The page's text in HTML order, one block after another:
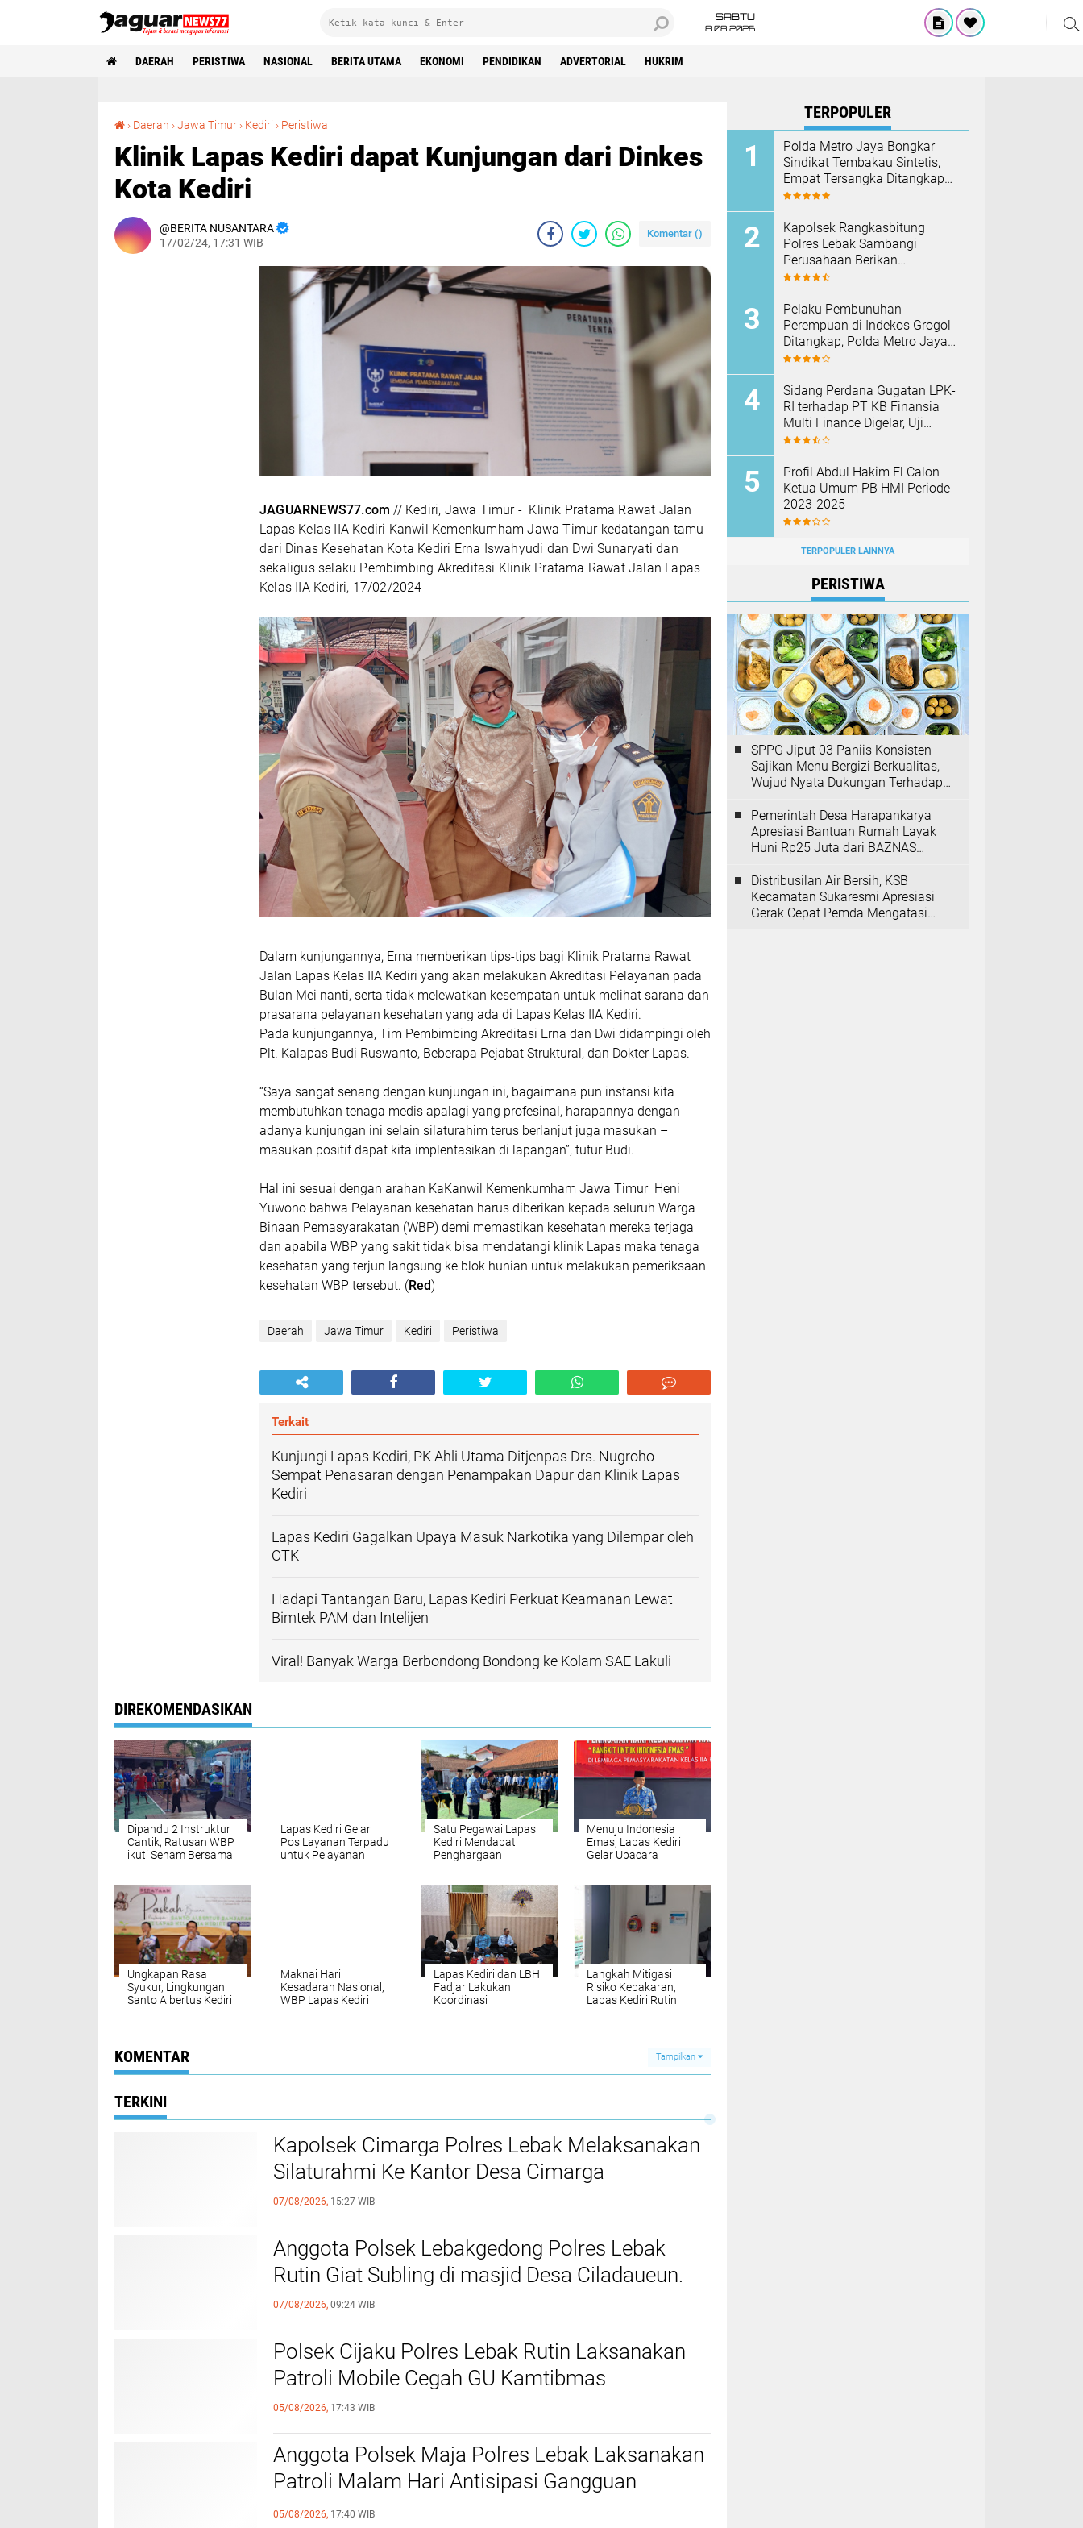
SABTU
8 08 2026
DAERAH PERISTIWA NASIONAL BERITA UTAMA EKONOMI PENDIDIKAN ADVERTORIAL HUKRIM
› Daerah ›Jawa Timur › Kediri › Peristiwa
Klinik Lapas Kediri dapat Kunjungan dari Dinkes
Kota Kediri
BERITA NUSANTARA
17/02/24, 17:31 WIB
Komentar ()
JAGUARNEWS77.com // Kediri, Jawa Timur - Klinik Pratama Rawat Jalan
Lapas Kelas IIA Kediri Kanwil Kemenkumham Jawa Timur kedatangan tamu
dari Dinas Kesehatan Kota Kediri Erna Iswahyudi dan Dwi Sunaryati dan
sekaligus selaku Pembimbing Akreditasi Klinik Pratama Rawat Jalan Lapas
Kelas IIA Kediri, 17/02/2024
Dalam kunjungannya, Erna memberikan tips-tips bagi Klinik Pratama Rawat
Jalan Lapas Kelas IIA Kediri yang akan melakukan Akreditasi Pelayanan pada
Bulan Mei nanti, serta tidak melewatkan kesempatan untuk melihat sarana dan
prasarana pelayanan kesehatan yang ada di Lapas Kelas IIA Kediri.
Pada kunjungannya, Tim Pembimbing Akreditasi Erna dan Dwi didampingi oleh
Plt. Kalapas Budi Ruswanto, Beberapa Pejabat Struktural, dan Dokter Lapas.
“Saya sangat senang dengan kunjungan ini, bagaimana pun instansi kita
membutuhkan tenaga medis apalagi yang profesinal, harapannya dengan
adanya kunjungan ini selain silaturahim terus berlanjut juga masukan –
masukan positif dapat kita implentasikan di lapangan”, tutur Budi.
Hal ini sesuai dengan arahan KaKanwil Kemenkumham Jawa Timur Heni
Yuwono bahwa Pelayanan kesehatan harus diberikan kepada seluruh Warga
Binaan Pemasyarakatan (WBP) demi memastikan kesehatan mereka terjaga
dan apabila WBP yang sakit tidak bisa mendatangi klinik Lapas maka tenaga
kesehatan yang terjun langsung ke blok hunian untuk melakukan pemeriksaan
kesehatan WBP tersebut. (Red)
Daerah Jawa Timur Kediri Peristiwa
Terkait
Kunjungi Lapas Kediri, PK Ahli Utama Ditjenpas Drs. Nugroho
Sempat Penasaran dengan Penampakan Dapur dan Klinik Lapas
Kediri
Lapas Kediri Gagalkan Upaya Masuk Narkotika yang Dilempar oleh
OTK
Hadapi Tantangan Baru, Lapas Kediri Perkuat Keamanan Lewat
Bimtek PAM dan Intelijen
Viral! Banyak Warga Berbondong Bondong ke Kolam SAE Lakuli
DIREKOMENDASIKAN
Dipandu 2 Instruktur
Cantik, Ratusan WBP
ikuti Senam Bersama
Lapas Kediri Gelar
Pos Layanan Terpadu
untuk Pelayanan
Satu Pegawai Lapas
Kediri Mendapat
Penghargaan
Menuju Indonesia
Emas, Lapas Kediri
Gelar Upacara
Ungkapan Rasa
Syukur, Lingkungan
Santo Albertus Kediri
Pemasyarakatan
Lapas Kelas IIA Kediri
Maknai Hari
Kesadaran Nasional,
WBP Lapas Kediri
Lapas Kediri dan LBH
Fadjar Lakukan
Koordinasi
Langkah Mitigasi
Risiko Kebakaran,
Lapas Kediri Rutin
KOMENTAR Tampilkan
TERKINI
Kapolsek Cimarga Polres Lebak Melaksanakan
Silaturahmi Ke Kantor Desa Cimarga
07/08/2026, 15:27 WIB
Anggota Polsek Lebakgedong Polres Lebak
Rutin Giat Subling di masjid Desa Ciladaueun.
07/08/2026, 09:24 WIB
Polsek Cijaku Polres Lebak Rutin Laksanakan
Patroli Mobile Cegah GU Kamtibmas
05/08/2026, 17:43 WIB
Anggota Polsek Maja Polres Lebak Laksanakan
Patroli Malam Hari Antisipasi Gangguan
Kamtibmas
05/08/2026, 17:40 WIB
TERPOPULER
‎Polda Metro Jaya Bongkar
Sindikat Tembakau Sintetis,
Empat Tersangka Ditangkap
dan Hampir Satu Kilogram
Kapolsek Rangkasbitung
Polres Lebak Sambangi
Perusahaan Berikan
Himbauan Cegah Kebakaran
Pelaku Pembunuhan
Perempuan di Indekos Grogol
Ditangkap, Polda Metro Jaya
Sita Palu dan Sejumlah
Sidang Perdana Gugatan LPK-
RI terhadap PT KB Finansia
Multi Finance Digelar, Uji
Mekanisme Jaminan Fidusia
Profil Abdul Hakim El Calon
Ketua Umum PB HMI Periode
2023-2025
TERPOPULER LAINNYA
PERISTIWA
SPPG Jiput 03 Paniis Konsisten
Sajikan Menu Bergizi Berkualitas,
Wujud Nyata Dukungan Terhadap
Pemerintah Desa Harapankarya
Apresiasi Bantuan Rumah Layak
Huni Rp25 Juta dari BAZNAS
Distribusilan Air Bersih, KSB
Kecamatan Sukaresmi Apresiasi
Gerak Cepat Pemda Mengatasi